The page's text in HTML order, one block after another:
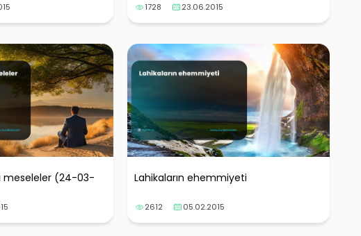
1728 23.06.2015
meseleler (24-03-
Lahikaların ehemmiyeti
2612 05.02.2015